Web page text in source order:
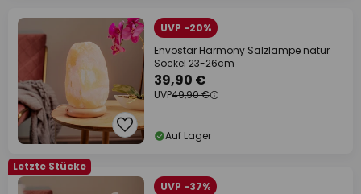
UVP -20%
Envostar Harmony Salzlampe natur
Sockel 23-26cm
39,90 €
UVP49,90 €
Auf Lager
Letzte Stücke
UVP -37%